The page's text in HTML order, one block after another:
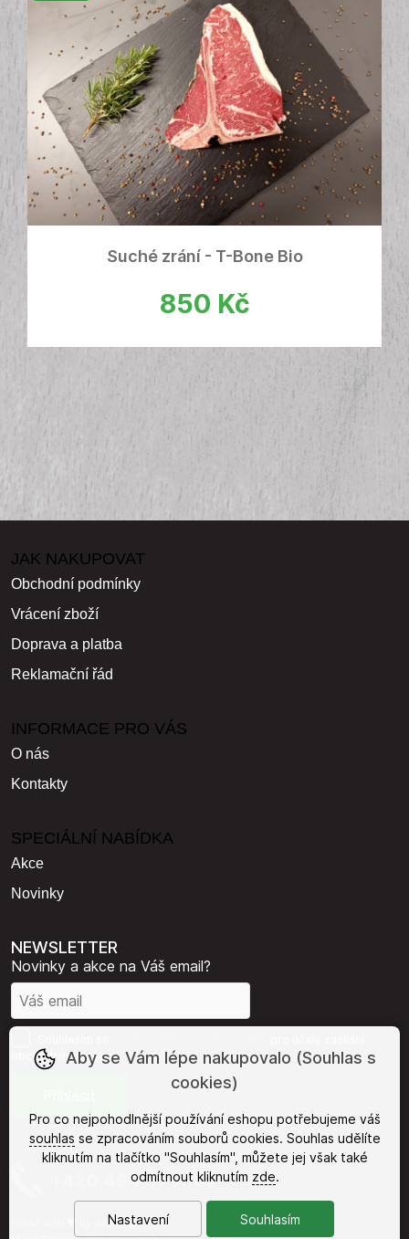
Suché zrání - T-Bone Bio
850 Kč
JAK NAKUPOVAT
Obchodní podmínky
Vrácení zboží
Doprava a platba
Reklamační řád
INFORMACE PRO VÁS
O nás
Kontakty
SPECIÁLNÍ NABÍDKA
Akce
Novinky
NEWSLETTER
Novinky a akce na Váš email?
obchodního sdělení.
+420 494 371 385
ineShop
Aby se Vám lépe nakupovalo (Souhlas s
cookies)
Pro co nejpohodlnější používání eshopu potřebujeme váš
souhlas se zpracováním souborů cookies. Souhlas udělíte
kliknutím na tlačítko "Souhlasím", můžete jej však také
odmítnout kliknutím zde.
Nastavení Souhlasím